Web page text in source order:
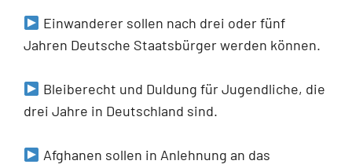
Einwanderer sollen nach drei oder fünf
Jahren Deutsche Staatsbürger werden können.
Bleiberecht und Duldung für Jugendliche, die
drei Jahre in Deutschland sind.
Afghanen sollen in Anlehnung an das